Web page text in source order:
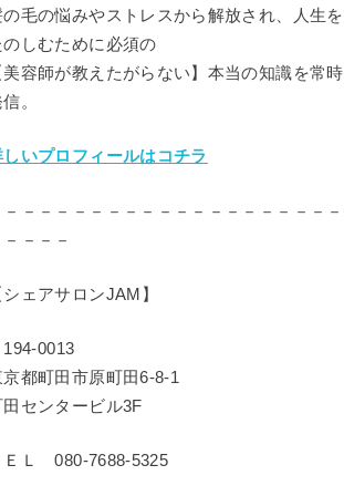
の毛の悩みやストレスから解放され、人生を
のしむために必須の
美容師が教えたがらない】本当の知識を常時
。
しいプロフィールはコチラ
－－－－－－－－－－－－－－－－－－－－
－－－
シェアサロンJAM】
194-0013
京都町田市原町田6-8-1
田センタービル3F
ＥＬ 080-7688-5325